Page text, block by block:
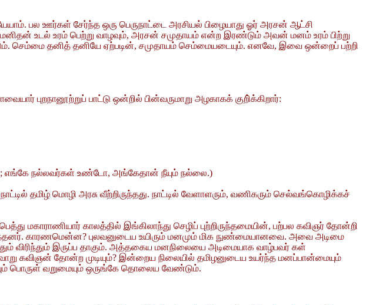
பல ஊர்கள் சேர்ந்த ஒரு பெருநாட்டை அரசியல் பிழையாது ஓர் அரசன் ஆட்சி
உடல் உரம் பெற்று வாழவும், அரசன் சமுதாயம் என்ற இரண்டும் அவன் மனம் உரம் பிற்று
செம்மை தனித் தனியே ஏற்படின், சமுதாயம் செம்மையடையும். எனவே, இவை ஒன்றைப் பற்றி
புறநானூற்றுப் பாட்டு ஒன்றில் பின்வருமாறு அழகாகக் குறி்க்கிறார்:
எங்கே நல்லவர்கள் உண்டோ, அங்கேதான் நீயும் நல்லை.)
தமிழ் மொழி அரசு வீற்றிருந்தது. நாட்டில் வேளாளரும், வணிகரும் செல்வங்கொழிக்கச்
மகாராணியார் காலத்தில் இங்கிலாந்து செழிப் புற்றிருந்தமையின், பற்பல கவிஞர் தோன்றி
காரணமென்ன? புலவனுடைய உயிரும் மனமும் மிக நுண்மையானவை. அவை அடிமை
விரிந்தும் இருப்ப தாகும். அத்தகைய மனநிலையை அடிமையாக வாழ்பவர் கள்
கவிஞன் தோன்ற முடியும்? இன்றைய நிலையில் தமிழனுடைய உயர்ந்த மனப்பான்மையும்
பொருள் வறுமையும் ஒருங்கே தொலைய வேண்டும்.